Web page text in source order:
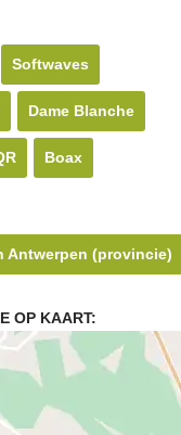
Softwaves
Dame Blanche
Boax
Antwerpen (provincie)
OP KAART: